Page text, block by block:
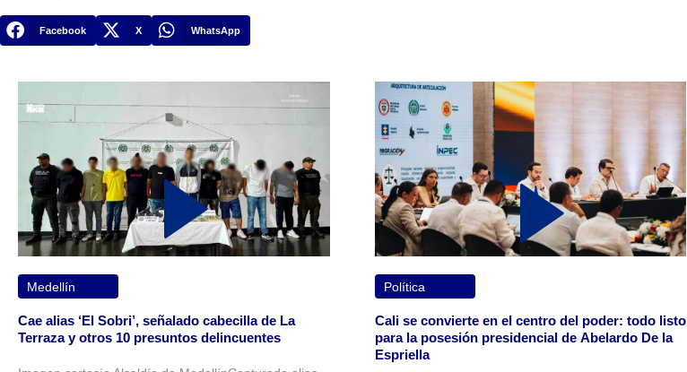
Facebook X WhatsApp
Medellín
Cae alias ‘El Sobri’, señalado cabecilla de La
Terraza y otros 10 presuntos delincuentes
Política
Cali se convierte en el centro del poder: todo listo
para la posesión presidencial de Abelardo De la
Espriella